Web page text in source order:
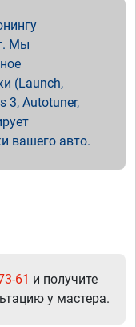
Мы
(Launch,
3, Autotuner,
вашего авто.
61 и получите
у мастера.